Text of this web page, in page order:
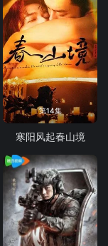
第14集
寒阳风起春山境